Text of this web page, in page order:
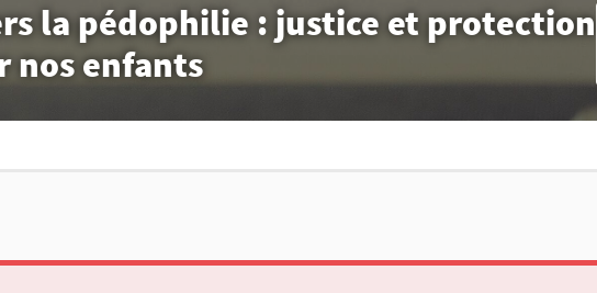
la pédophilie : justice et protection
nos enfants